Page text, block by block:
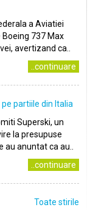
a Aviatiei
737 Max
avertizand ca..
..continuare
partiile din Italia
Superski, un
la presupuse
anuntat ca au..
..continuare
Toate stirile